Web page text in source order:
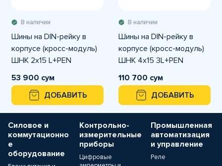
В наличии
Шины на DIN-рейку в
корпусе (кросс-модуль)
ШНК 2х15 L+PEN
53 900 сум
ДОБАВИТЬ
В наличии
Шины на DIN-рейку в
корпусе (кросс-модуль)
ШНК 4х15 3L+PEN
110 700 сум
ДОБАВИТЬ
Силовое и
коммутационно
е
оборудование
Контрольно-
измерительные
приборы
Цифровые
Промышленная
автоматизация
и управление
Реле